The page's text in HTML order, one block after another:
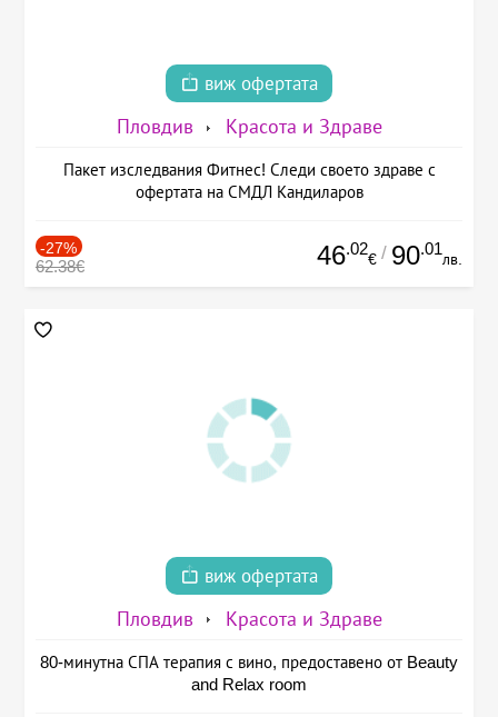
виж офертата
Пловдив Красота и Здраве
Пакет изследвания Фитнес! Следи своето здраве с
офертата на СМДЛ Кандиларов
-27%
62.38€ 46.02
€ / 90.01
лв.
виж офертата
Пловдив Красота и Здраве
80-минутна СПА терапия с вино, предоставено от Beauty
and Relax room